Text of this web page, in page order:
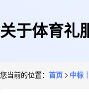
关于体育礼
您当前的位置： 首页 中标